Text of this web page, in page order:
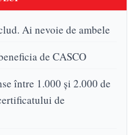
Ai nevoie de ambele
de CASCO
între 1.000 și 2.000 de
de